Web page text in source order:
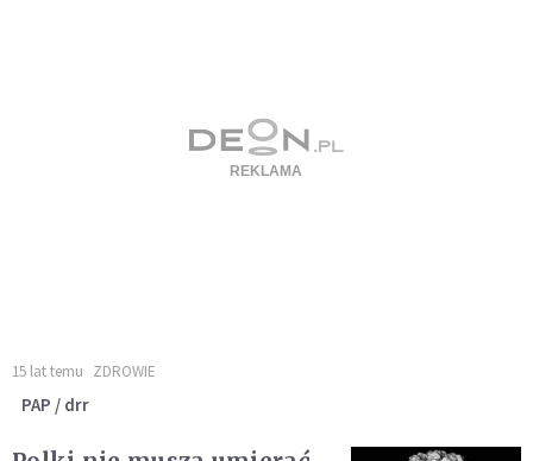
15 lat temu ZDROWIE
PAP / drr